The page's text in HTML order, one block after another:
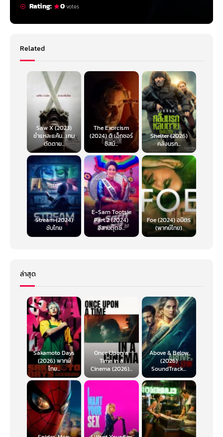
Rating:
0votes
Related
Saw X (2023)
ชำแหละแค้น…เกม
ตัดตาย...
The Exorcism
(2024) ดิ เอ็กซอร์
ซิสม์...
Shelter (2026)
คลั่งนรก...
Stream (2024)
ซับไทย
E-Sarn Tootsie
Part 2 (2024)
อีสานตุ๊ดซี่...
Foe (2024) อมิตร
(พากย์ไทย)
ล่าสุด
Sakamoto Days
(2026) พากย์
ไทย...
Once Upon a
Time in a
Cinema (2026)...
Above & Below
(2026)
SoundTrack...